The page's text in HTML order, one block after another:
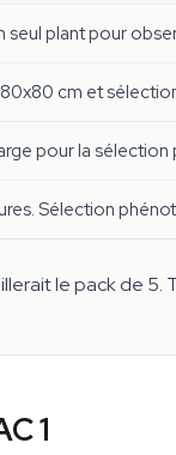
seul plant pour
cm et
pour la
Sélection
le pack de
1